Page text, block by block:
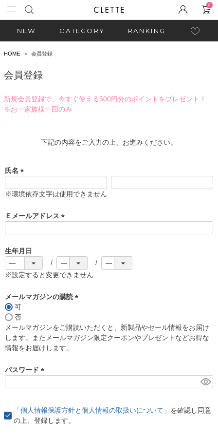
0
NEW CATEGORY RANKING
HOME 会員登録
会員登録
新規会員登録で、今すぐ使える500円分のポイントをプレゼント！
※お一家族様一回のみ
下記の内容をご入力の上、お進みください。
氏名
必
)
※環境依存文字は使用できません
Ｅメールアドレス
)
生年月日
※設定すると変更できません
メールマガジンの購読
須
)
可
否
メールマガジンをご購読いただくと、新製品やセール情報をお届け
します。またメールマガジン限定クーポンやプレゼントなどお得な
情報をお届けします。
パスワード
)
「個人情報保護方針と個人情報の取扱いについて」 を確認し同意
の上、登録します。